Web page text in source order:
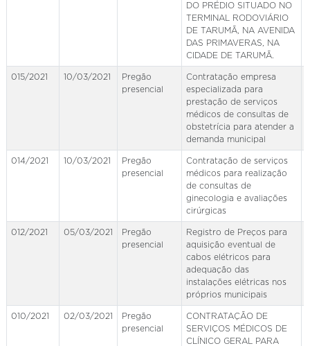
DO PRÉDIO SITUADO NO
TERMINAL RODOVIÁRIO
DE TARUMÃ, NA AVENIDA
DAS PRIMAVERAS, NA
CIDADE DE TARUMÃ.
015/2021 10/03/2021
Pregão
presencial
Contratação empresa
especializada para
prestação de serviços
médicos de consultas de
obstetrícia para atender a
demanda municipal
014/2021 10/03/2021
Pregão
presencial
Contratação de serviços
médicos para realização
de consultas de
ginecologia e avaliações
cirúrgicas
012/2021 05/03/2021
Pregão
presencial
Registro de Preços para
aquisição eventual de
cabos elétricos para
adequação das
instalações elétricas nos
próprios municipais
010/2021 02/03/2021
Pregão
presencial
CONTRATAÇÃO DE
SERVIÇOS MÉDICOS DE
CLÍNICO GERAL PARA